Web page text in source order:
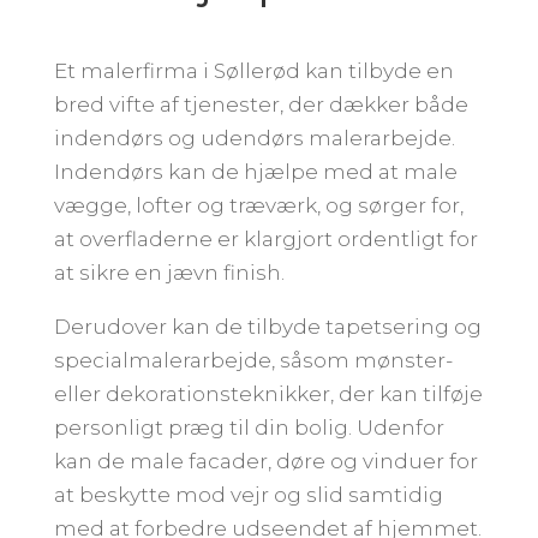
Et malerfirma i Søllerød kan tilbyde en
bred vifte af tjenester, der dækker både
indendørs og udendørs malerarbejde.
Indendørs kan de hjælpe med at male
vægge, lofter og træværk, og sørger for,
at overfladerne er klargjort ordentligt for
at sikre en jævn finish.
Derudover kan de tilbyde tapetsering og
specialmalerarbejde, såsom mønster-
eller dekorationsteknikker, der kan tilføje
personligt præg til din bolig. Udenfor
kan de male facader, døre og vinduer for
at beskytte mod vejr og slid samtidig
med at forbedre udseendet af hjemmet.